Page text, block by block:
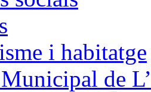
i habitatge
de